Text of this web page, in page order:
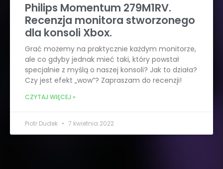
Philips Momentum 279M1RV.
Recenzja monitora stworzonego
dla konsoli Xbox.
Grać możemy na praktycznie każdym monitorze,
ale co gdyby jednak mieć taki, który powstał
specjalnie z myślą o naszej konsoli? Jak to działa?
Czy jest efekt „wow”? Zapraszam do recenzji!
CZYTAJ WIĘCEJ »
Piotr Dudek 7 kwietnia 2022